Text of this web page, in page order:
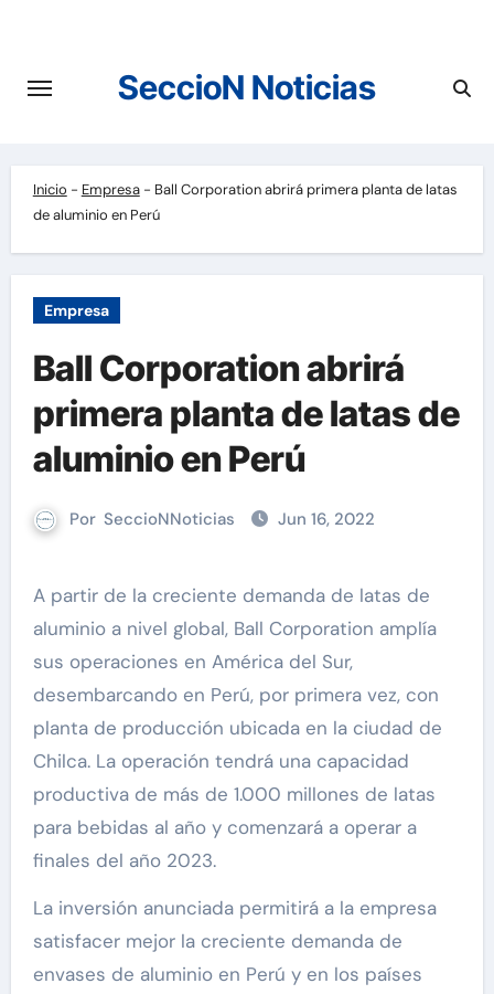
contenido
SeccioN Noticias
Inicio - Empresa- Ball Corporation abrirá primera planta de latas
de aluminio en Perú
Empresa
Ball Corporation abrirá
primera planta de latas de
aluminio en Perú
Por SeccioNNoticias Jun 16, 2022
A partir de la creciente demanda de latas de
aluminio a nivel global, Ball Corporation amplía
sus operaciones en América del Sur,
desembarcando en Perú, por primera vez, con
planta de producción ubicada en la ciudad de
Chilca. La operación tendrá una capacidad
productiva de más de 1.000 millones de latas
para bebidas al año y comenzará a operar a
finales del año 2023.
La inversión anunciada permitirá a la empresa
satisfacer mejor la creciente demanda de
envases de aluminio en Perú y en los países